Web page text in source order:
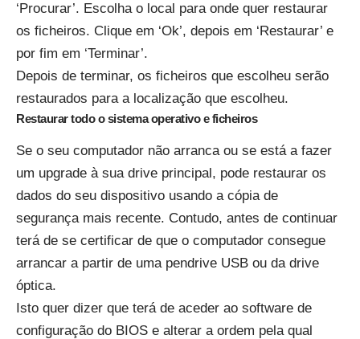
‘Procurar’. Escolha o local para onde quer restaurar
os ficheiros. Clique em ‘Ok’, depois em ‘Restaurar’ e
por fim em ‘Terminar’.
Depois de terminar, os ficheiros que escolheu serão
restaurados para a localização que escolheu.
Restaurar todo o sistema operativo e ficheiros
Se o seu computador não arranca ou se está a fazer
um upgrade à sua drive principal, pode restaurar os
dados do seu dispositivo usando a cópia de
segurança mais recente. Contudo, antes de continuar
terá de se certificar de que o computador consegue
arrancar a partir de uma pendrive USB ou da drive
óptica.
Isto quer dizer que terá de aceder ao software de
configuração do BIOS e alterar a ordem pela qual